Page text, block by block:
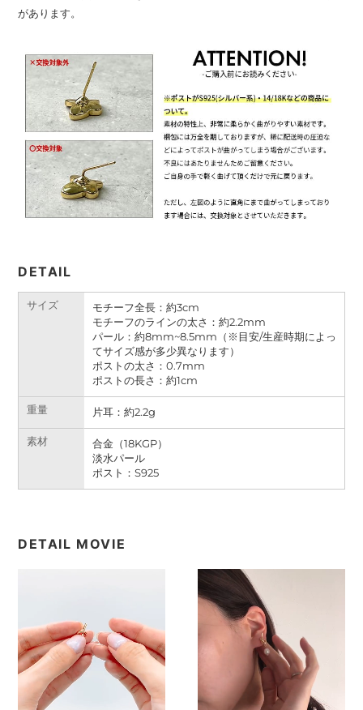
があります。
DETAIL
サイズ
モチーフ全長：約3cm
モチーフのラインの太さ： 約2.2mm
パール： 約8mm~8.5mm（※目安/生産時期によっ
てサイズ感が多少異なります）
ポストの太さ：0.7mm
ポストの長さ： 約1cm
重量 片耳：約2.2g
素材
合金（18KGP）
淡水パール
ポスト：S925
DETAIL MOVIE